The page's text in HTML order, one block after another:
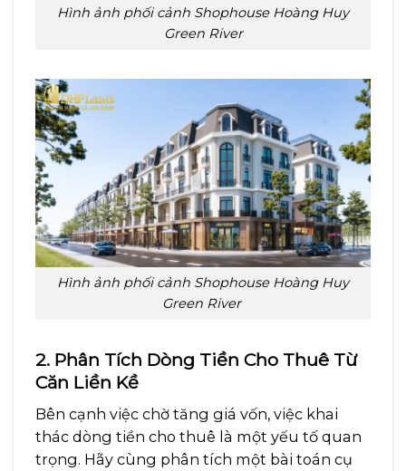
Hình ảnh phối cảnh Shophouse Hoàng Huy
Green River
Hình ảnh phối cảnh Shophouse Hoàng Huy
Green River
2. Phân Tích Dòng Tiền Cho Thuê Từ
Căn Liền Kề
Bên cạnh việc chờ tăng giá vốn, việc khai
thác dòng tiền cho thuê là một yếu tố quan
trọng. Hãy cùng phân tích một bài toán cụ